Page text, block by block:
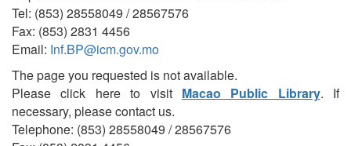
Tel: (853) 28558049 / 28567576
Fax: (853) 2831 4456
Email: Inf.BP@icm.gov.mo
The page you requested is not available.
Please click here to visit Macao Public Library. If
necessary, please contact us.
Telephone: (853) 28558049 / 28567576